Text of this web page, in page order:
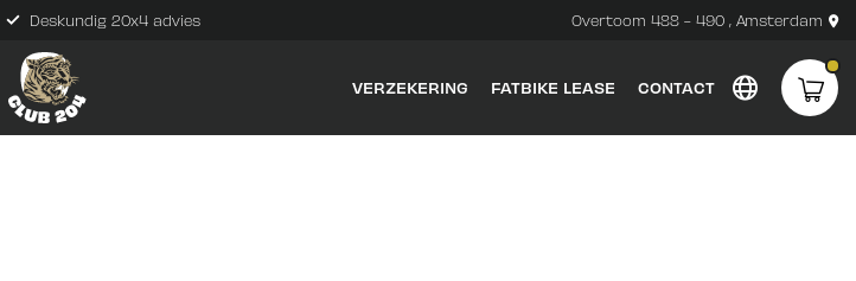
Persoonlijke klantenservice Overtoom 488 - 490 , Amsterdam
VERZEKERING FATBIKE LEASE CONTACT